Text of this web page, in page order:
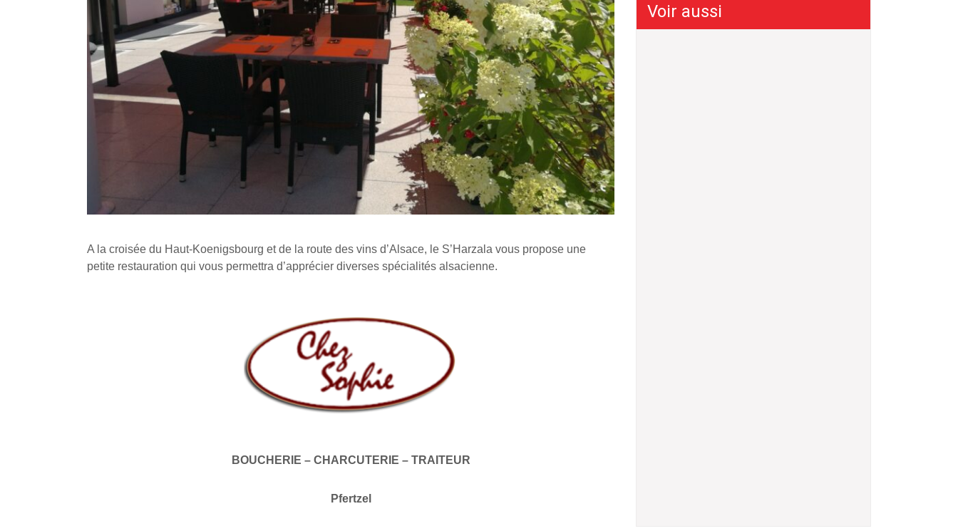
A la croisée du Haut-Koenigsbourg et de la route des vins d’Alsace, le S’Harzala vous propose une
petite restauration qui vous permettra d’apprécier diverses spécialités alsacienne.
BOUCHERIE – CHARCUTERIE – TRAITEUR
Pfertzel
Voir aussi